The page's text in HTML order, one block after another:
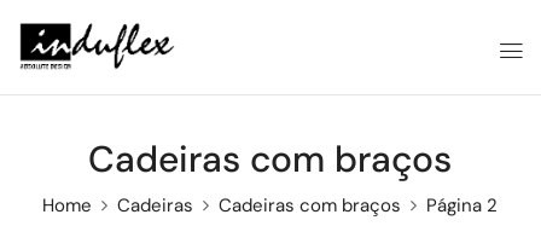
Cadeiras com braços
Home Cadeiras Cadeiras com braços Página 2